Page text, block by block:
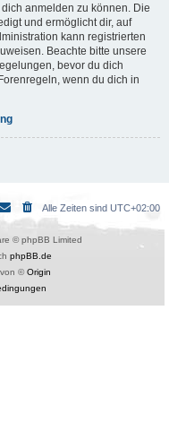
anmelden zu können. Die
und ermöglicht dir, auf
kann registrierten
Beachte bitte unsere
bevor du dich
wenn du dich in
Alle Zeiten sind UTC+02:00
© phpBB Limited
phpBB.de
von ©Origin